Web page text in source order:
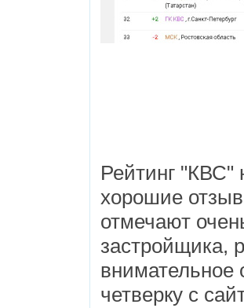
Рейтинг "КВС"
хорошие
отмечают
застройщика,
внимательное
четверку с